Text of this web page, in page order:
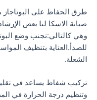
طرق الحفاظ على البوتاجاز
صيانة الاسكا لنا بعض
وهي كالتالي:تجنب وضع
للصدأ.العناية بتنظيف
الشعلة.
تركيب شفاط يساعد في
وتنظيم درجة الحرارة في